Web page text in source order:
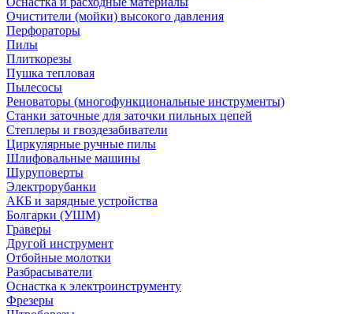
Очистители (мойки) высокого давления
Перфораторы
Пилы
Плиткорезы
Пушка тепловая
Пылесосы
Реноваторы (многофункциональные инструменты)
Станки заточные для заточки пильных цепей
Степлеры и гвоздезабиватели
Циркулярные ручные пилы
Шлифовальные машины
Шуруповерты
Электрорубанки
АКБ и зарядные устройства
Болгарки (УШМ)
Граверы
Другой инструмент
Отбойные молотки
Разбрасыватели
Оснастка к электроинструменту
Фрезеры